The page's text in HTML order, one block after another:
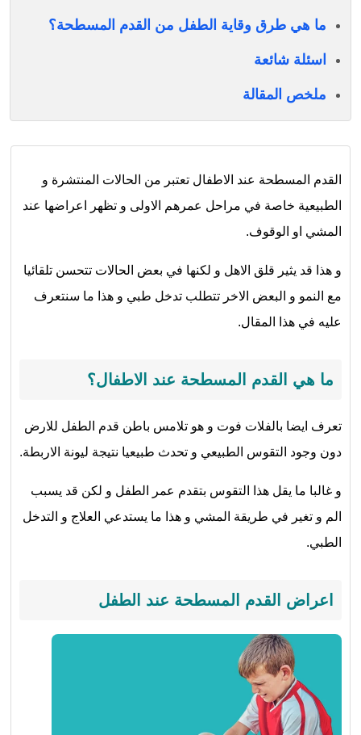
ما هي طرق وقاية الطفل من القدم المسطحة؟
اسئلة شائعة
ملخص المقالة
القدم المسطحة عند الاطفال تعتبر من الحالات المنتشرة و
الطبيعية خاصة في مراحل عمرهم الاولى و تظهر اعراضها عند
المشي او الوقوف.
و هذا قد يثير قلق الاهل و لكنها في بعض الحالات تتحسن تلقائيا
مع النمو و البعض الاخر تتطلب تدخل طبي و هذا ما سنتعرف
عليه في هذا المقال.
ما هي القدم المسطحة عند الاطفال؟
تعرف ايضا بالفلات فوت و هو تلامس باطن قدم الطفل للارض
دون وجود التقوس الطبيعي و تحدث طبيعيا نتيجة ليونة الاربطة.
و غالبا ما يقل هذا التقوس بتقدم عمر الطفل و لكن قد يسبب
الم و تغير في طريقة المشي و هذا ما يستدعي العلاج و التدخل
الطبي.
اعراض القدم المسطحة عند الطفل